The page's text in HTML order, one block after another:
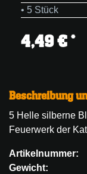
• 5 Stück
4,49 € *
Beschreibung
5 Helle silberne
Feuerwerk der
Artikelnummer:
Gewicht: